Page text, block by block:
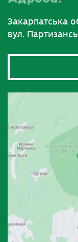
Закарпатська
вул.